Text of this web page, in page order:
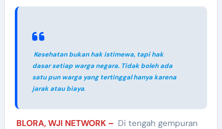
Kesehatan bukan hak istimewa, tapi hak
dasar setiap warga negara. Tidak boleh ada
satu pun warga yang tertinggal hanya karena
jarak atau biaya.
BLORA, WJI NETWORK – Di tengah gempuran